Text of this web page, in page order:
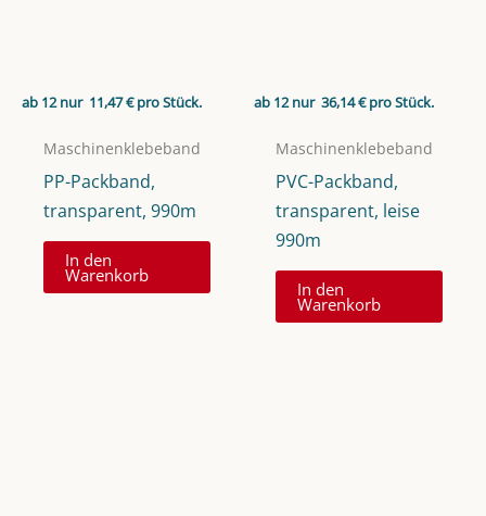
ab 12 nur 11,47€pro Stück.
Maschinenklebeband
PP-Packband,
transparent, 990m
In den
Warenkorb
ab 12 nur 36,14€pro Stück.
Maschinenklebeband
PVC-Packband,
transparent, leise
990m
In den
Warenkorb